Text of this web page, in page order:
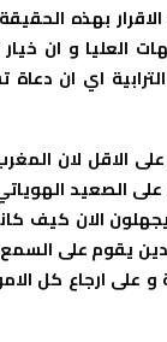
بهذه
العليا و ان
اي ان
الاقل لان
الصعيد
الان كيف
يقوم على
في الارض و على نظام ملك اليمين كما فسره